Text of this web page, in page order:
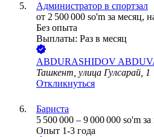
Администратор в спортзал
от 2 500 000 so'm за месяц,
Без опыта
Выплаты: Раз в месяц
ABDURASHIDOV
Ташкент, улица Гулсарай, 1
Откликнуться
Бариста
5 500 000 – 9 000 000 so'm за
Опыт 1-3 года